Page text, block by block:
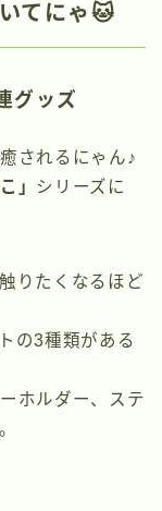
てにゃ🐱
グッズ
されるにゃん♪
」 シリーズに
りたくなるほど
の3種類がある
ホルダー、ステ